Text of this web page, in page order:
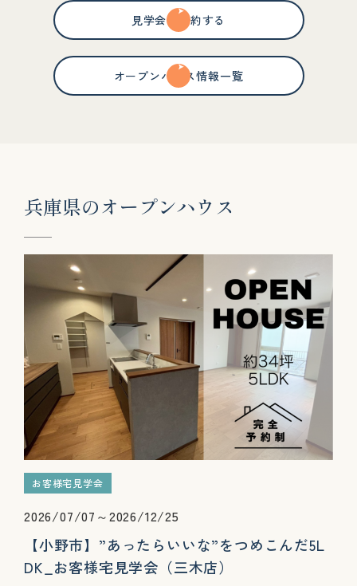
見学会を予約する
オープンハウス情報一覧
兵庫県のオープンハウ ス
お客様宅見学会
2026/07/07～2026/12/25
【小野市】”あったらいいな”をつめこんだ5L
DK_お客様宅見学会（三木店）